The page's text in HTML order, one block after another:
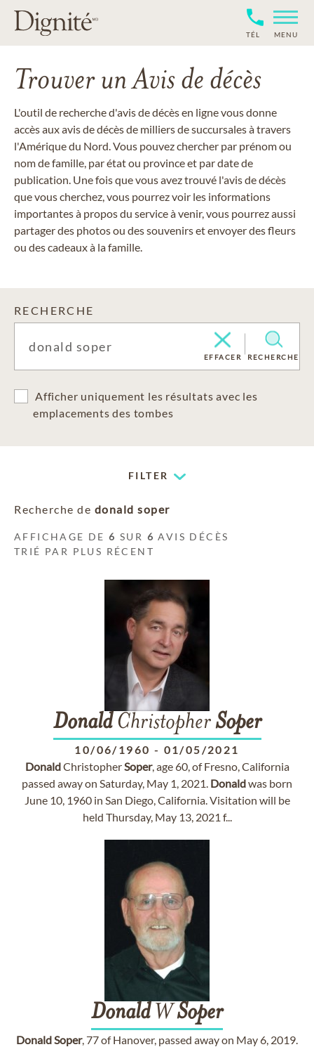
TÉL MENU
Trouver un Avis de décès
L'outil de recherche d'avis de décès en ligne vous donne
accès aux avis de décès de milliers de succursales à travers
l'Amérique du Nord. Vous pouvez chercher par prénom ou
nom de famille, par état ou province et par date de
publication. Une fois que vous avez trouvé l'avis de décès
que vous cherchez, vous pourrez voir les informations
importantes à propos du service à venir, vous pourrez aussi
partager des photos ou des souvenirs et envoyer des fleurs
ou des cadeaux à la famille.
RECHERCHE
EFFACER RECHERCHE
Afficher uniquement les résultats avec les
emplacements des tombes
FILTER
Recherche de donald soper
AFFICHAGE DE6 SUR 6 AVIS DÉCÈS
TRIÉ PAR PLUS RÉCENT
DonaldChristopherSoper
10/06/1960 - 01/05/2021
DonaldChristopherSoper, age 60, of Fresno, California
passed away on Saturday, May 1, 2021. Donaldwas born
June 10, 1960 in San Diego, California. Visitation will be
held Thursday, May 13, 2021 f...
DonaldWSoper
DonaldSoper, 77 of Hanover, passed away on May 6, 2019.